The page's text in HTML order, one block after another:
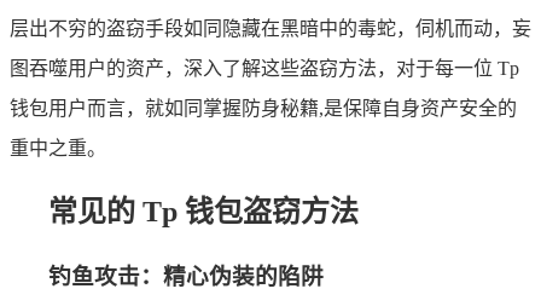
层出不穷的盗窃手段如同隐藏在黑暗中的毒蛇，伺机而动，妄
图吞噬用户的资产，深入了解这些盗窃方法，对于每一位 Tp
钱包用户而言，就如同掌握防身秘籍,是保障自身资产安全的
重中之重。
常见的 Tp 钱包盗窃方法
钓鱼攻击：精心伪装的陷阱